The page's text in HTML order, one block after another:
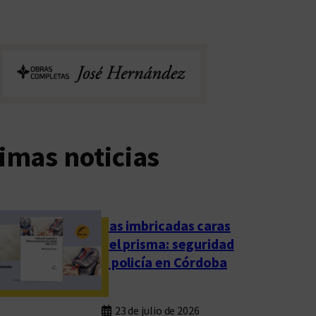
noticias
Las imbricadas caras
del prisma: seguridad
y policía en Córdoba
23 de julio de 2026